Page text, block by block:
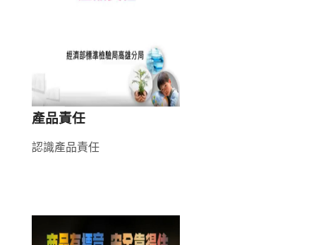
產品責任
認識產品責任